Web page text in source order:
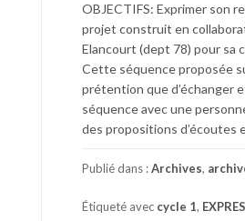
OBJECTIFS: Exprimer son
projet construit en
Elancourt (dept 78) pour sa
Cette séquence proposée
prétention que d’échanger
séquence avec une
des propositions d’écoutes
Publié dans :Archives,
Étiqueté avec cycle 1,